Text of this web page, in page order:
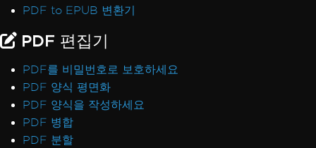
PDF to EPUB 변환기
PDF 편집기
PDF를 비밀번호로 보호하세요
PDF 양식 평면화
PDF 양식을 작성하세요
PDF 병합
PDF 분할